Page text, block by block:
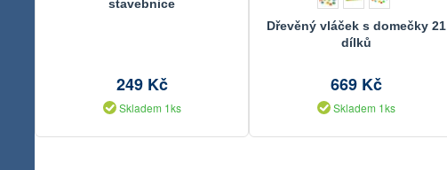
stavebnice
249 Kč
Skladem 1ks
Dřevěný vláček s domečky 21
dílků
669 Kč
Skladem 1ks